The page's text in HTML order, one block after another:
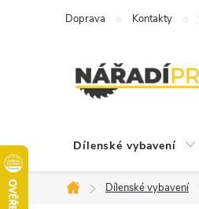
Doprava Kontakty
Dílenské vybavení
Domů
Dílenské vybavení